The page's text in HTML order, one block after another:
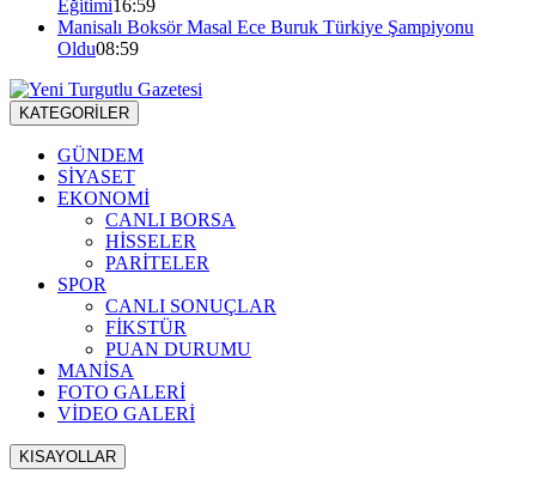
Eğitimi16:59
Manisalı Boksör Masal Ece Buruk Türkiye Şampiyonu
Oldu08:59
KATEGORİLER
GÜNDEM
SİYASET
EKONOMİ
CANLI BORSA
HİSSELER
PARİTELER
SPOR
CANLI SONUÇLAR
FİKSTÜR
PUAN DURUMU
MANİSA
FOTO GALERİ
VİDEO GALERİ
KISAYOLLAR